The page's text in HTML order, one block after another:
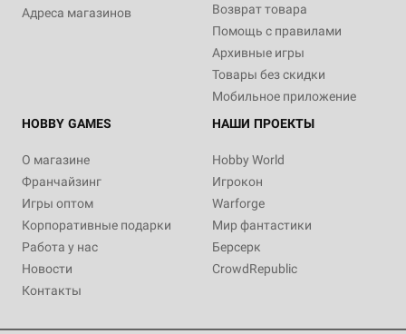
Адреса магазинов
Возврат товара
Помощь с правилами
Архивные игры
Товары без скидки
Мобильное приложение
HOBBY GAMES
О магазине
Франчайзинг
Игры оптом
Корпоративные подарки
Работа у нас
Новости
Контакты
НАШИ ПРОЕКТЫ
Hobby World
Игрокон
Warforge
Мир фантастики
Берсерк
CrowdRepublic